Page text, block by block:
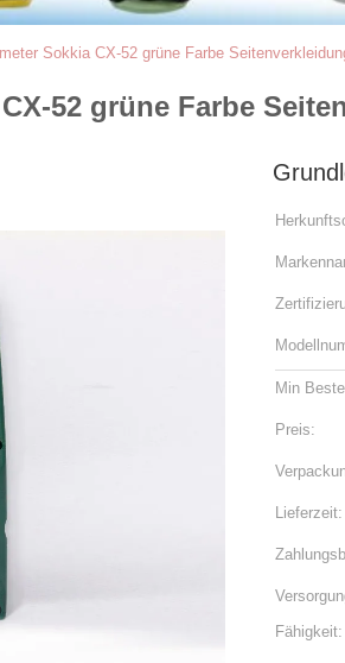
Sokkia CX-52 grüne Farbe
52 grüne Farbe
Min
Preis:
Lieferzeit:
Fähigkeit: